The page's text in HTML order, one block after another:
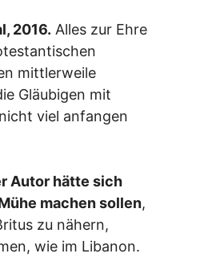
2016. Alles zur Ehre
mittlerweile
Gläubigen mit
viel anfangen
Autor hätte sich
machen sollen,
zu nähern,
wie im Libanon.